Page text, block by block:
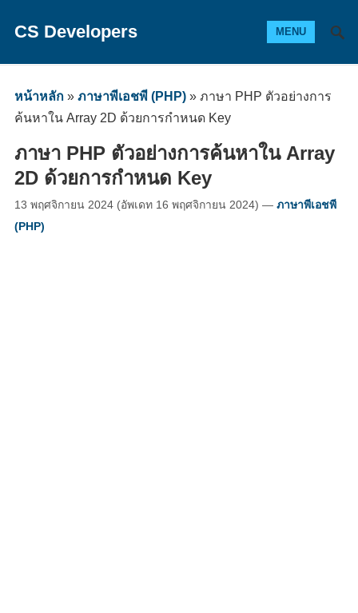
CS Developers MENU
หน้าหลัก» ภาษาพีเอชพี (PHP)» ภาษา PHP ตัวอย่างการ
ค้นหาใน Array 2D ด้วยการกำหนด Key
ภาษา PHP ตัวอย่างการค้นหาใน Array
2D ด้วยการกำหนด Key
13 พฤศจิกายน 2024(อัพเดท 16 พฤศจิกายน 2024) — ภาษาพีเอชพี
(PHP)